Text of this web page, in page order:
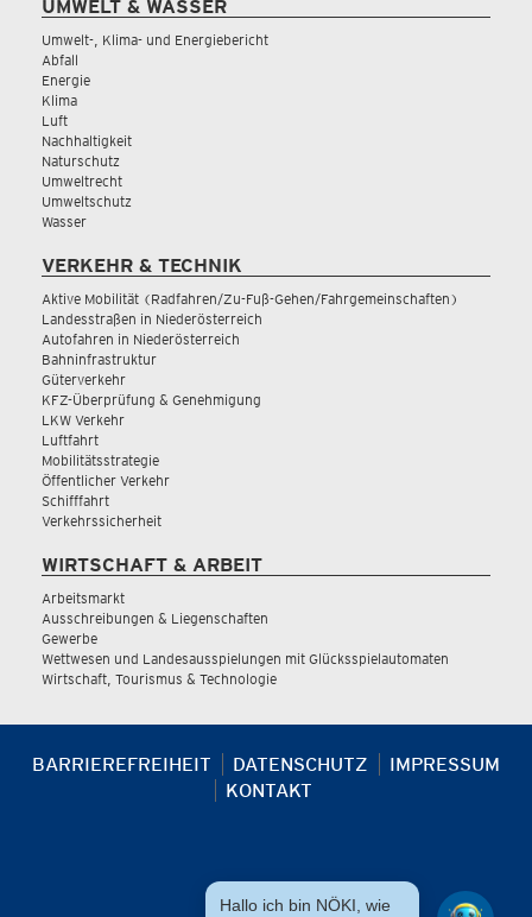
UMWELT & WASSER
Umwelt-, Klima- und Energiebericht
Abfall
Energie
Klima
Luft
Nachhaltigkeit
Naturschutz
Umweltrecht
Umweltschutz
Wasser
VERKEHR & TECHNIK
Aktive Mobilität (Radfahren/Zu-Fuß-Gehen/Fahrgemeinschaften)
Landesstraßen in Niederösterreich
Autofahren in Niederösterreich
Bahninfrastruktur
Güterverkehr
KFZ-Überprüfung & Genehmigung
LKW Verkehr
Luftfahrt
Mobilitätsstrategie
Öffentlicher Verkehr
Schifffahrt
Verkehrssicherheit
WIRTSCHAFT & ARBEIT
Arbeitsmarkt
Ausschreibungen & Liegenschaften
Gewerbe
Wettwesen und Landesausspielungen mit Glücksspielautomaten
Wirtschaft, Tourismus & Technologie
BARRIEREFREIHEIT DATENSCHUTZ
IMPRESSUM
KONTAKT
Hallo ich bin NÖKI, wie